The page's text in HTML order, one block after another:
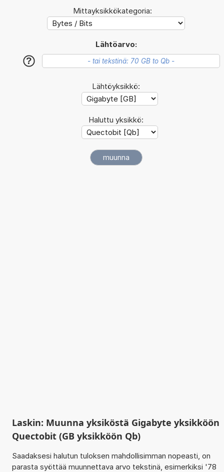
Mittayksikkökategoria:
Lähtöarvo:
?
Lähtöyksikkö:
Haluttu yksikkö:
Laskin: Muunna yksiköstä Gigabyte yksikköön
Quectobit (GB yksikköön Qb)
Saadaksesi halutun tuloksen mahdollisimman nopeasti, on
parasta syöttää muunnettava arvo tekstinä, esimerkiksi '78